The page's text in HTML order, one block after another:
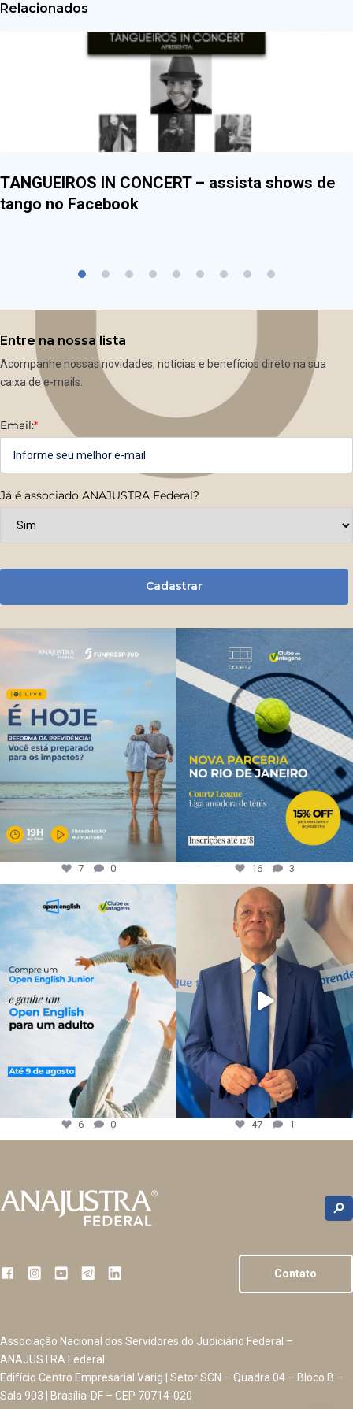
Relacionados
TANGUEIROS IN CONCERT – assista shows de
tango no Facebook
Entre na nossa lista
Acompanhe nossas novidades, notícias e benefícios direto na sua
caixa de e-mails.
Email:*
Já é associado ANAJUSTRA Federal?
Cadastrar
7 0 16 3
6 0 47 1
Contato
Associação Nacional dos Servidores do Judiciário Federal –
ANAJUSTRA Federal
Edifício Centro Empresarial Varig | Setor SCN – Quadra 04 – Bloco B –
Sala 903 | Brasília-DF – CEP 70714-020